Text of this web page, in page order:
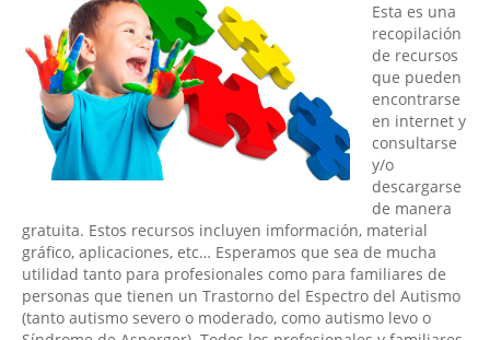
Esta es una
recopilación
de recursos
que pueden
encontrarse
en internet y
consultarse
y/o
descargarse
de manera
gratuita. Estos recursos incluyen imformación, material
gráfico, aplicaciones, etc… Esperamos que sea de mucha
utilidad tanto para profesionales como para familiares de
personas que tienen un Trastorno del Espectro del Autismo
(tanto autismo severo o moderado, como autismo levo o